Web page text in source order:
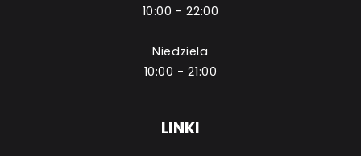
10:00 - 22:00
Niedziela
10:00 - 21:00
LINKI